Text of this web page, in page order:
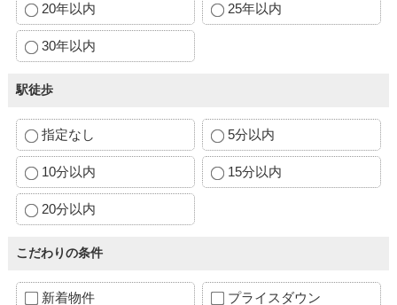
20年以内 25年以内
30年以内
駅徒歩
指定なし 5分以内
10分以内 15分以内
20分以内
こだわりの条件
新着物件 プライスダウン